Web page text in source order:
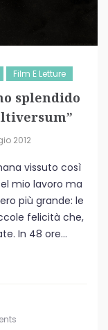
Film E Letture
splendido
2012
vissuto così
mio lavoro ma
più grande: le
felicità che,
In 48 ore...